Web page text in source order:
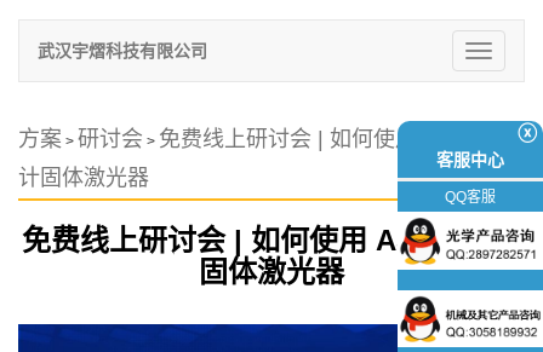
切
换
武汉宇熠科技有限公司
方案 > 研讨会 > 免费线上研讨会 | 如何使用 ASLD 设
计固体激光器
免费线上研讨会 | 如何使用 ASLD 设计
固体激光器
ⓧ
客服中心
QQ客服